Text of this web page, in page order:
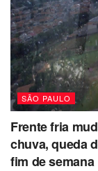
SÃO PAULO
Frente fria
chuva, queda
fim de semana